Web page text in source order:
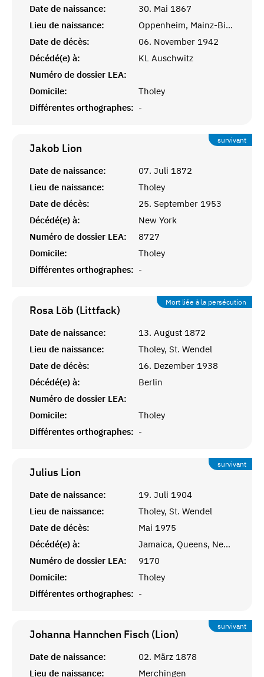
Date de naissance:
30. Mai 1867
Lieu de naissance:
Oppenheim, Mainz-Bingen
Date de décès:
06. November 1942
Décédé(e) à:
KL Auschwitz
Numéro de dossier LEA:
Domicile:
Tholey
Différentes orthographes: -
survivant
Jakob Lion
Date de naissance:
07. Juli 1872
Lieu de naissance:
Tholey
Date de décès:
25. September 1953
Décédé(e) à:
New York
Numéro de dossier LEA:
8727
Domicile:
Tholey
Différentes orthographes: -
Mort liée à la persécution
Rosa Löb (Littfack)
Date de naissance:
13. August 1872
Lieu de naissance:
Tholey, St. Wendel
Date de décès:
16. Dezember 1938
Décédé(e) à:
Berlin
Numéro de dossier LEA:
Domicile:
Tholey
Différentes orthographes: -
survivant
Julius Lion
Date de naissance:
19. Juli 1904
Lieu de naissance:
Tholey, St. Wendel
Date de décès:
Mai 1975
Décédé(e) à:
Jamaica, Queens, New York, USA
Numéro de dossier LEA:
9170
Domicile:
Tholey
Différentes orthographes: -
survivant
Johanna Hannchen Fisch (Lion)
Date de naissance:
02. März 1878
Lieu de naissance:
Merchingen